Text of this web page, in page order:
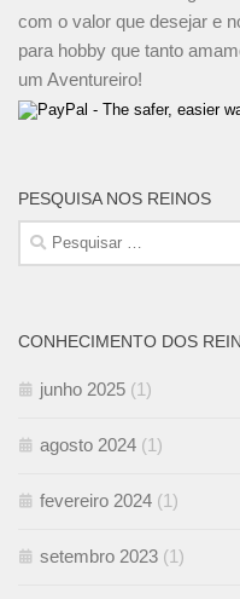
com o valor que desejar e
para hobby que tanto
um Aventureiro!
PESQUISA NOS REINOS
Pesquisar
por:
CONHECIMENTO DOS
junho 2025 (1)
agosto 2024 (1)
fevereiro 2024 (1)
setembro 2023 (1)